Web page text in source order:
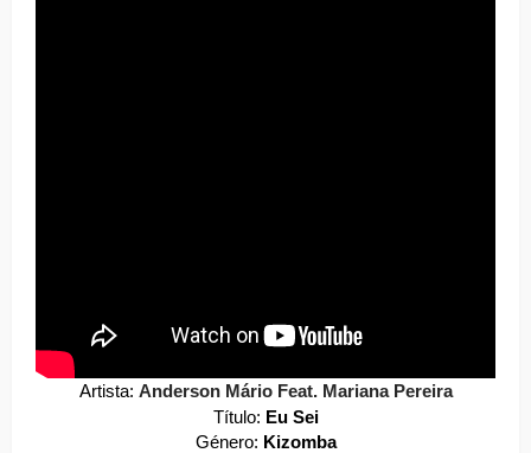
Artista: Anderson Mário Feat. Mariana Pereira
Título: Eu Sei
Género: Kizomba